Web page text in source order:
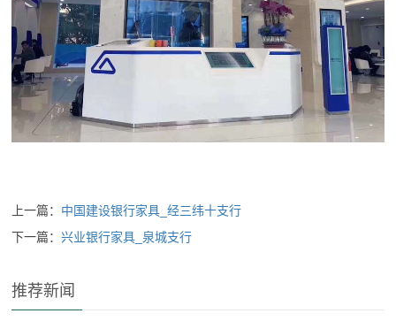
上一篇： 中国建设银行家具_经三纬十支行
下一篇：兴业银行家具_泉城支行
推荐新闻